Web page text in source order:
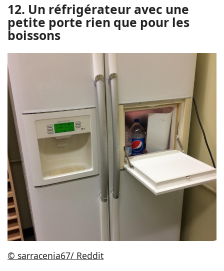
12. Un réfrigérateur avec une
petite porte rien que pour les
boissons
© sarracenia67/ Reddit